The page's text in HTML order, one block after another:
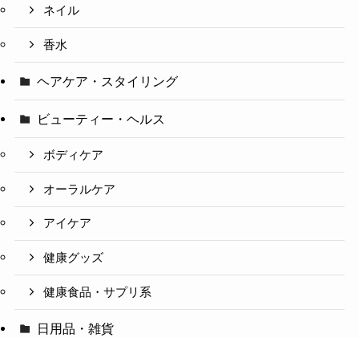
ネイル
香水
ヘアケア・スタイリング
ビューティー・ヘルス
ボディケア
オーラルケア
アイケア
健康グッズ
健康食品・サプリ系
日用品・雑貨